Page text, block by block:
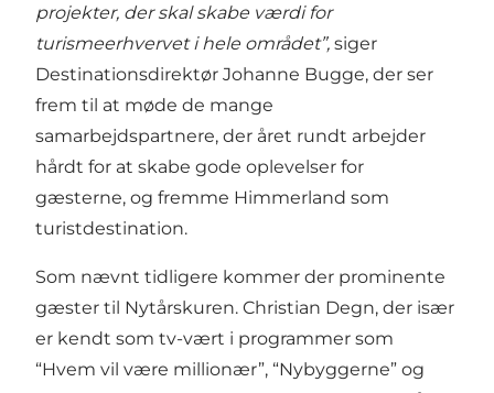
projekter, der skal skabe værdi for
turismeerhvervet i hele området”, siger
Destinationsdirektør Johanne Bugge, der ser
frem til at møde de mange
samarbejdspartnere, der året rundt arbejder
hårdt for at skabe gode oplevelser for
gæsterne, og fremme Himmerland som
turistdestination.
Som nævnt tidligere kommer der prominente
gæster til Nytårskuren. Christian Degn, der især
er kendt som tv-vært i programmer som
“Hvem vil være millionær”, “Nybyggerne” og